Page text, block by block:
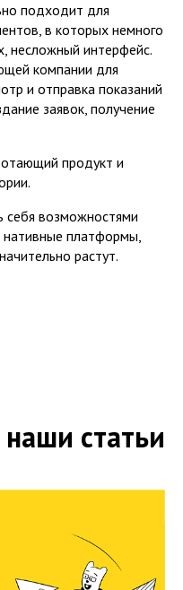
подходит для
в которых немного
несложный интерфейс.
компании для
и отправка показаний
заявок, получение
продукт и
себя возможностями
платформы,
растут.
статьи